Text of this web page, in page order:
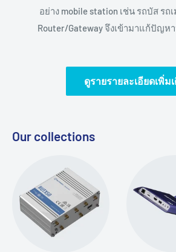
อย่าง mobile station เช่น รถบัส รถ
Router/Gateway จึงเข้ามาแก้ปัญห
ดูรายรายละเอียดเพิ่ม
Our collections